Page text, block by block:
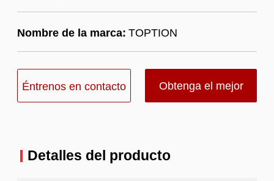
Nombre de la marca: TOPTION
Éntrenos en contacto Obtenga el mejor
Detalles del producto